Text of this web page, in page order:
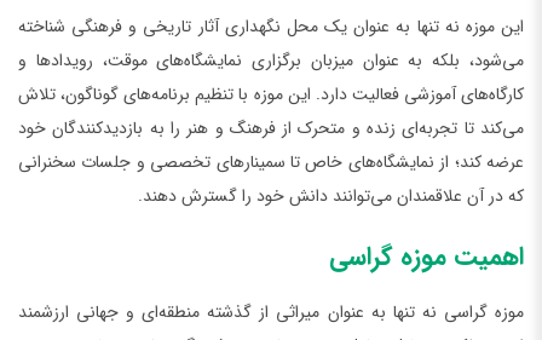
این موزه نه تنها به عنوان یک محل نگهداری آثار تاریخی و فرهنگی شناخته
می‌شود، بلکه به عنوان میزبان برگزاری نمایشگاه‌های موقت، رویدادها و
کارگاه‌های آموزشی فعالیت دارد. این موزه با تنظیم برنامه‌های گوناگون، تلاش
می‌کند تا تجربه‌ای زنده و متحرک از فرهنگ و هنر را به بازدیدکنندگان خود
عرضه کند؛ از نمایشگاه‌های خاص تا سمینارهای تخصصی و جلسات سخنرانی
که در آن علاقمندان می‌توانند دانش خود را گسترش دهند.
اهمیت موزه گراسی
موزه گراسی نه تنها به عنوان میراثی از گذشته منطقه‌ای و جهانی ارزشمند